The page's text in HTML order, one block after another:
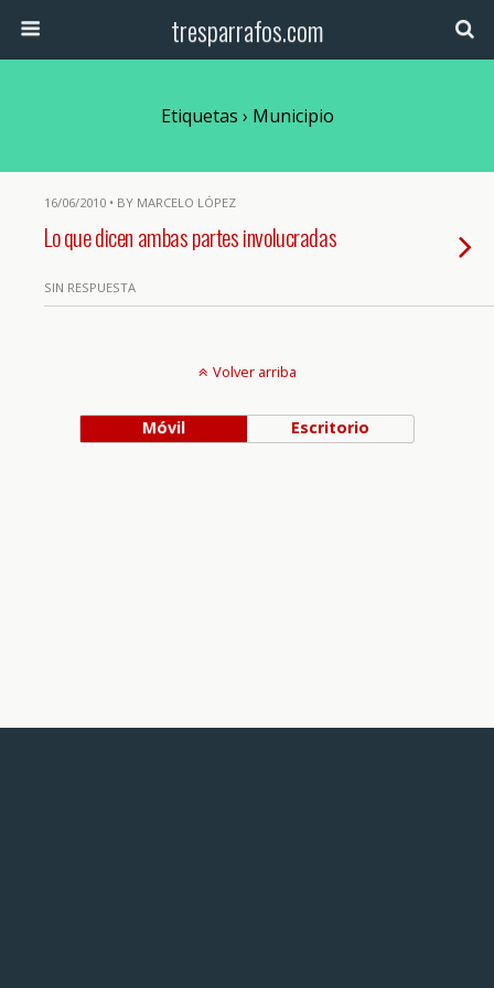
tresparrafos.com
Etiquetas › Municipio
16/06/2010 • BY MARCELO LÓPEZ
Lo que dicen ambas partes involucradas
SIN RESPUESTA
Volver arriba
Móvil Escritorio